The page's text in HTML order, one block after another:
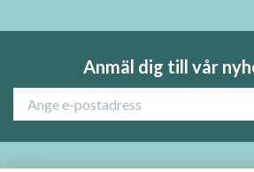
Anmäl dig till vår